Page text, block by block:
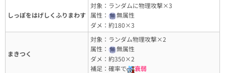
しっぽをはげしくふりまわす
対象：ランダムに物理攻撃×3
属性：
無属性
ダメ：約180×3
まきつく
対象：ランダム物理攻撃×2
属性：
無属性
ダメ：約350×2
補足：確率で
衰弱